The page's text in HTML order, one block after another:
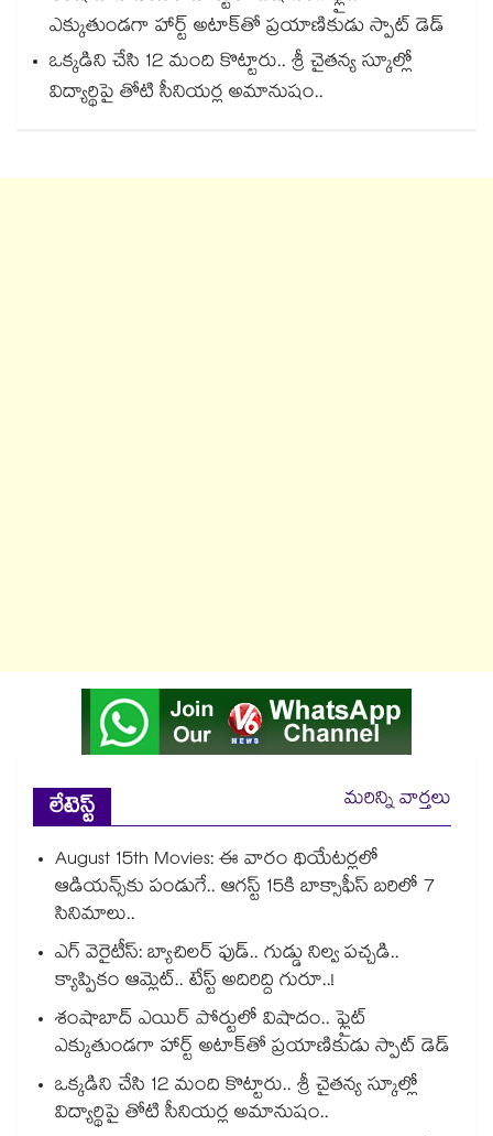
ఎక్కుతుండగా హార్ట్ అటాక్⁭తో ప్రయాణికుడు స్పాట్ డెడ్
ఒక్కడిని చేసి 12 మంది కొట్టారు.. శ్రీ చైతన్య స్కూల్లో
విద్యార్థిపై తోటి సీనియర్ల అమానుషం..
లేటెస్ట్
మరిన్ని వార్తలు
August 15th Movies: ఈ వారం థియేటర్లలో
ఆడియన్స్⁬కు పండుగే.. ఆగస్ట్ 15కి బాక్సాఫీస్ బరిలో 7
సినిమాలు..
ఎగ్ వెరైటీస్: బ్యాచిలర్ ఫుడ్.. గుడ్డు నిల్వ పచ్చడి..
క్యాప్పికం ఆమ్లెట్.. టేస్ట్ అదిరిద్ది గురూ..!
శంషాబాద్ ఎయిర్ పోర్టులో విషాదం.. ఫ్లైట్
ఎక్కుతుండగా హార్ట్ అటాక్⁭తో ప్రయాణికుడు స్పాట్ డెడ్
ఒక్కడిని చేసి 12 మంది కొట్టారు.. శ్రీ చైతన్య స్కూల్లో
విద్యార్థిపై తోటి సీనియర్ల అమానుషం..